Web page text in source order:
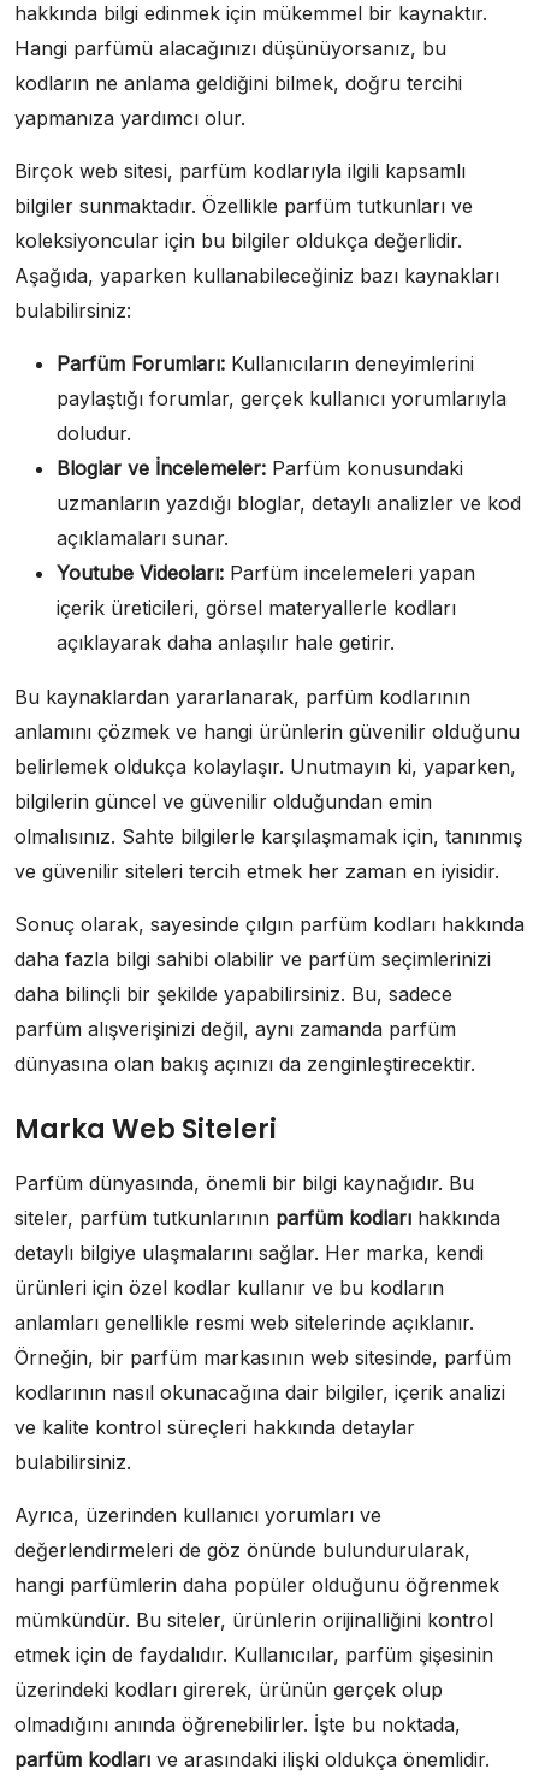
hakkında bilgi edinmek için mükemmel bir kaynaktır.
Hangi parfümü alacağınızı düşünüyorsanız, bu
kodların ne anlama geldiğini bilmek, doğru tercihi
yapmanıza yardımcı olur.
Birçok web sitesi, parfüm kodlarıyla ilgili kapsamlı
bilgiler sunmaktadır. Özellikle parfüm tutkunları ve
koleksiyoncular için bu bilgiler oldukça değerlidir.
Aşağıda, yaparken kullanabileceğiniz bazı kaynakları
bulabilirsiniz:
Parfüm Forumları: Kullanıcıların deneyimlerini
paylaştığı forumlar, gerçek kullanıcı yorumlarıyla
doludur.
Bloglar ve İncelemeler: Parfüm konusundaki
uzmanların yazdığı bloglar, detaylı analizler ve kod
açıklamaları sunar.
Youtube Videoları: Parfüm incelemeleri yapan
içerik üreticileri, görsel materyallerle kodları
açıklayarak daha anlaşılır hale getirir.
Bu kaynaklardan yararlanarak, parfüm kodlarının
anlamını çözmek ve hangi ürünlerin güvenilir olduğunu
belirlemek oldukça kolaylaşır. Unutmayın ki, yaparken,
bilgilerin güncel ve güvenilir olduğundan emin
olmalısınız. Sahte bilgilerle karşılaşmamak için, tanınmış
ve güvenilir siteleri tercih etmek her zaman en iyisidir.
Sonuç olarak, sayesinde çılgın parfüm kodları hakkında
daha fazla bilgi sahibi olabilir ve parfüm seçimlerinizi
daha bilinçli bir şekilde yapabilirsiniz. Bu, sadece
parfüm alışverişinizi değil, aynı zamanda parfüm
dünyasına olan bakış açınızı da zenginleştirecektir.
Marka Web Siteleri
Parfüm dünyasında, önemli bir bilgi kaynağıdır. Bu
siteler, parfüm tutkunlarının parfüm kodları hakkında
detaylı bilgiye ulaşmalarını sağlar. Her marka, kendi
ürünleri için özel kodlar kullanır ve bu kodların
anlamları genellikle resmi web sitelerinde açıklanır.
Örneğin, bir parfüm markasının web sitesinde, parfüm
kodlarının nasıl okunacağına dair bilgiler, içerik analizi
ve kalite kontrol süreçleri hakkında detaylar
bulabilirsiniz.
Ayrıca, üzerinden kullanıcı yorumları ve
değerlendirmeleri de göz önünde bulundurularak,
hangi parfümlerin daha popüler olduğunu öğrenmek
mümkündür. Bu siteler, ürünlerin orijinalliğini kontrol
etmek için de faydalıdır. Kullanıcılar, parfüm şişesinin
üzerindeki kodları girerek, ürünün gerçek olup
olmadığını anında öğrenebilirler. İşte bu noktada,
parfüm kodları ve arasındaki ilişki oldukça önemlidir.